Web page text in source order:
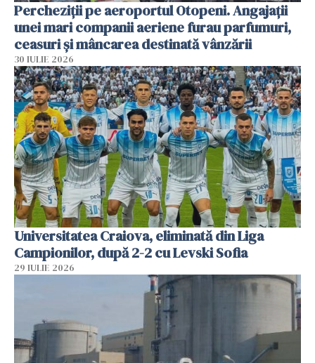
Percheziții pe aeroportul Otopeni. Angajații
unei mari companii aeriene furau parfumuri,
ceasuri și mâncarea destinată vânzării
30 IULIE 2026
Universitatea Craiova, eliminată din Liga
Campionilor, după 2-2 cu Levski Sofia
29 IULIE 2026